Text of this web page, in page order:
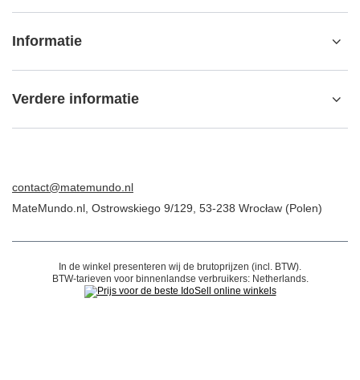
Ik wil het product ruilen
Neem contact op met
Account
Informatie
Verdere informatie